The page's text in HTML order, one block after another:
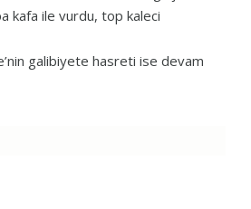
kafa ile vurdu, top kaleci
galibiyete hasreti ise devam